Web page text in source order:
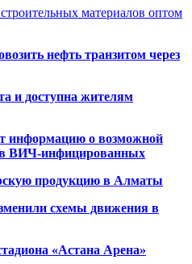
материалов оптом
нефть транзитом через
и доступна жителям
информацию о возможной
ВИЧ-инфицированных
продукцию в Алматы
схемы движения в
«Астана Арена»